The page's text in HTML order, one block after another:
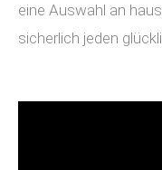
eine Auswahl an
sicherlich jeden